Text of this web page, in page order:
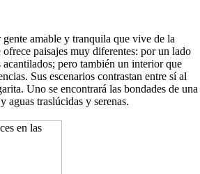
gente amable y tranquila que vive de la
paisajes muy diferentes: por un lado
acantilados; pero también un interior que
Sus escenarios contrastan entre sí al
Uno se encontrará las bondades de una
aguas traslúcidas y serenas.